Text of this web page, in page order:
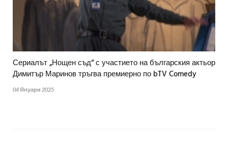
Сериалът „Нощен съд“ с участието на българския актьор
Димитър Маринов тръгва премиерно по bTV Comedy
04 Януари 2025